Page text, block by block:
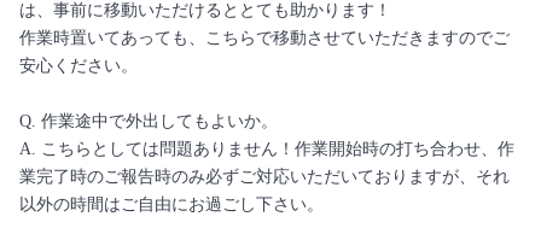
は、事前に移動いただけるととても助かります！
作業時置いてあっても、こちらで移動させていただきますのでご
安心ください。
Q. 作業途中で外出してもよいか。
A. こちらとしては問題ありません！作業開始時の打ち合わせ、作
業完了時のご報告時のみ必ずご対応いただいておりますが、それ
以外の時間はご自由にお過ごし下さい。